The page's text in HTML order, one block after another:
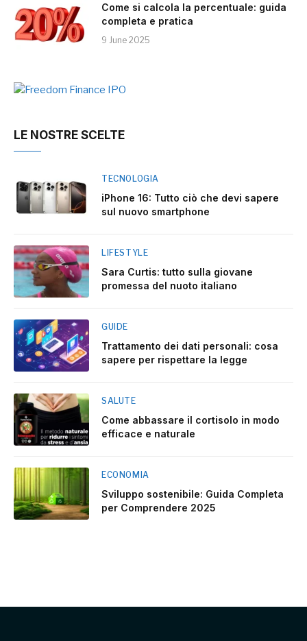
Come si calcola la percentuale: guida
completa e pratica
9 June 2025
LE NOSTRE SCELTE
TECNOLOGIA
iPhone 16: Tutto ciò che devi sapere
sul nuovo smartphone
LIFESTYLE
Sara Curtis: tutto sulla giovane
promessa del nuoto italiano
GUIDE
Trattamento dei dati personali: cosa
sapere per rispettare la legge
SALUTE
Come abbassare il cortisolo in modo
efficace e naturale
ECONOMIA
Sviluppo sostenibile: Guida Completa
per Comprendere 2025